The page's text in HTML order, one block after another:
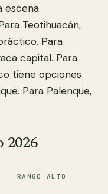
escena
Teotihuacán,
Para
capital. Para
tiene opciones
Para Palenque,
2026
RANGO ALTO